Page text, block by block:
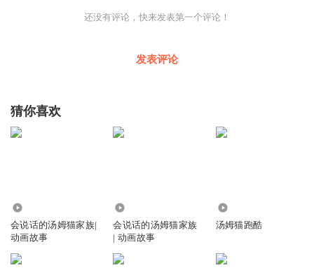
还没有评论，快来发表第一个评论！
发表评论
猜你喜欢
会说话的汤姆猫家族|
动画故事
会说话的汤姆猫家族
| 动画故事
汤姆猫跑酷